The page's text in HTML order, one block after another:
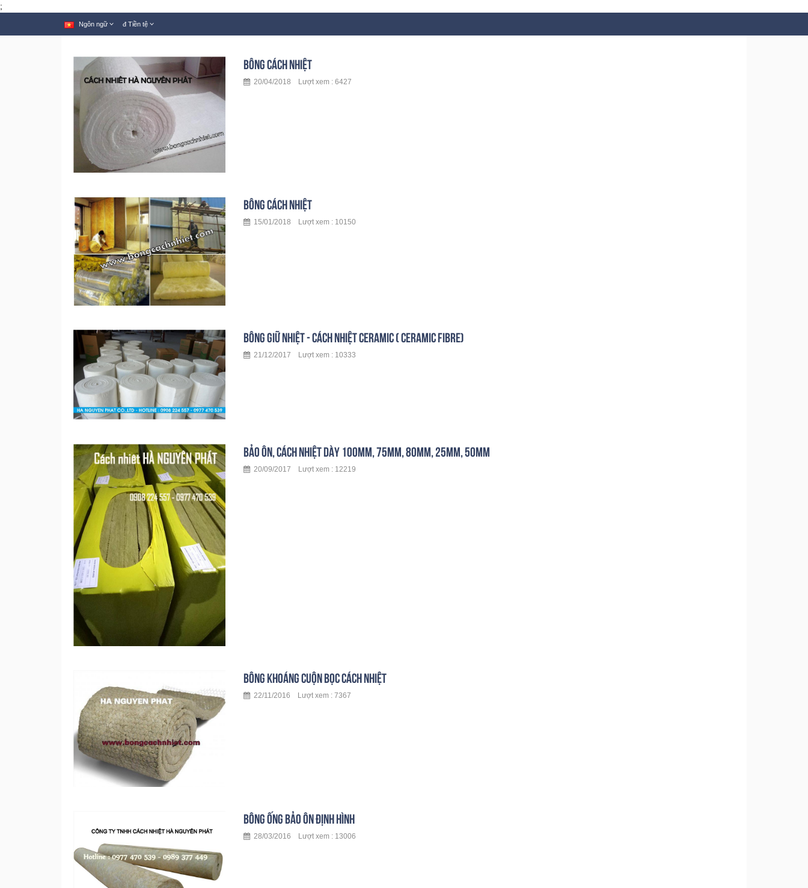
;
Ngôn ngữ đ Tiền tệ
BÔNG CÁCH NHIỆT
20/04/2018 Lượt xem : 6427
BÔNG CÁCH NHIỆT
15/01/2018 Lượt xem : 10150
BÔNG GIỮ NHIỆT - CÁCH NHIỆT CERAMIC ( CERAMIC FIBRE)
21/12/2017 Lượt xem : 10333
BẢO ÔN, CÁCH NHIỆT DÀY 100MM, 75MM, 80MM, 25MM, 50MM
20/09/2017 Lượt xem : 12219
BÔNG KHOÁNG CUỘN BỌC CÁCH NHIỆT
22/11/2016 Lượt xem : 7367
BÔNG ỐNG BẢO ÔN ĐỊNH HÌNH
28/03/2016 Lượt xem : 13006